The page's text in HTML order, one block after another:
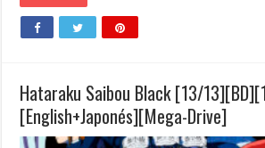
Hataraku Saibou Black [13/
[English+Japonés][Mega-Drive]